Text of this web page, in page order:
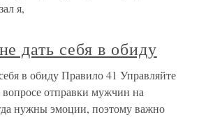
я,
дать себя в обиду
в обиду Правило 41 Управляйте
отправки мужчин на
нужны эмоции, поэтому важно